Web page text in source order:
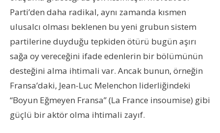
Parti’den daha radikal, aynı zamanda kısmen
ulusalcı olması beklenen bu yeni grubun sistem
partilerine duyduğu tepkiden ötürü bugün aşırı
sağa oy vereceğini ifade edenlerin bir bölümünün
desteğini alma ihtimali var. Ancak bunun, örneğin
Fransa’daki, Jean-Luc Melenchon liderliğindeki
“Boyun Eğmeyen Fransa” (La France insoumise) gibi
güçlü bir aktör olma ihtimali zayıf.